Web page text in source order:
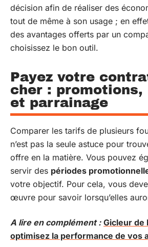
décision afin de réaliser des
tout de même à son usage ; en
des avantages offerts par un
choisissez le bon outil.
Payez votre
cher : promotions,
et parrainage
Comparer les tarifs de plusieurs
n’est pas la seule astuce pour
offre en la matière. Vous pouvez
servir des périodes
votre objectif. Pour cela, vous
œuvre pour savoir lorsqu’elles
A lire en complément : Gicleur de
optimisez la performance de vos